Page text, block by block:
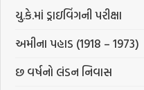
યુ.કે.માં ડ્રાઇવિંગની પરીક્ષા
અમીના પહાડ (1918 – 1973)
છ વર્ષનો લંડન નિવાસ